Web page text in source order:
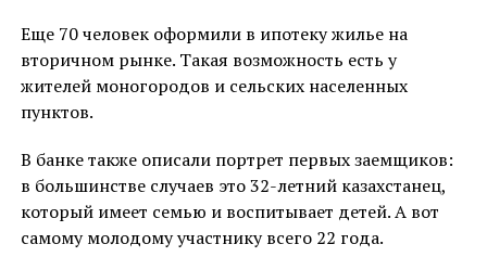
Еще 70 человек оформили в ипотеку жилье на
вторичном рынке. Такая возможность есть у
жителей моногородов и сельских населенных
пунктов.
В банке также описали портрет первых заемщиков:
в большинстве случаев это 32-летний казахстанец,
который имеет семью и воспитывает детей. А вот
самому молодому участнику всего 22 года.